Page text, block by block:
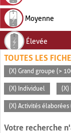
Moyenne
Élevée
TOUTES LES
(X) Grand groupe (>
(X) Individuel (X)
(X) Activités
Votre recherche